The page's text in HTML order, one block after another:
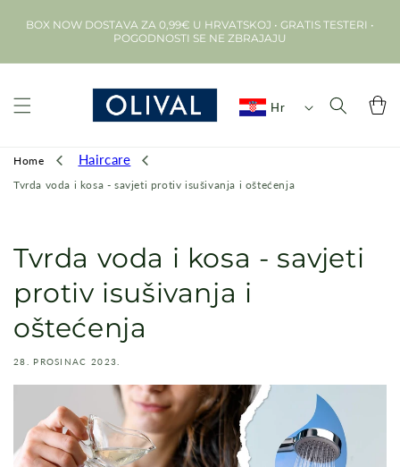
sadržajBOX NOW DOSTAVA ZA 0,99€ U HRVATSKOJ • GRATIS TESTERI •
POGODNOSTI SE NE ZBRAJAJU
Hr Košarica
Home Haircare
Tvrda voda i kosa - savjeti protiv isušivanja i oštećenja
Tvrda voda i kosa - savjeti
protiv isušivanja i
oštećenja
28. PROSINAC 2023.